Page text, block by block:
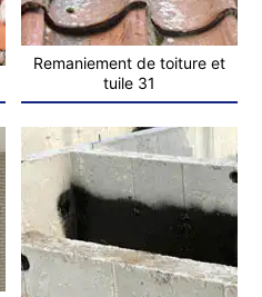
Remaniement de toiture et
tuile 31